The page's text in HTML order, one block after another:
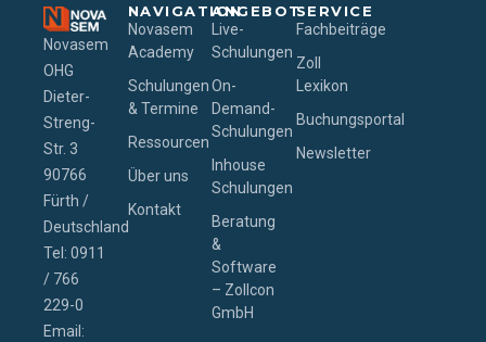
Novasem
OHG
Dieter-
Streng-
Str. 3
90766
Fürth /
Deutschland
Tel: 0911
/ 766
229-0
Email:
NAVIGATION
Novasem
Academy
Schulungen
& Termine
Ressourcen
Über uns
Kontakt
ANGEBOT
Live-
Schulungen
On-
Demand-
Schulungen
Inhouse
Schulungen
Beratung
&
Software
– Zollcon
GmbH
SERVICE
Fachbeiträge
Zoll
Lexikon
Buchungsportal
Newsletter